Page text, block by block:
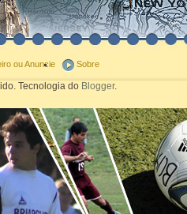
ou Anuncie Sobre
Tecnologia do Blogger.